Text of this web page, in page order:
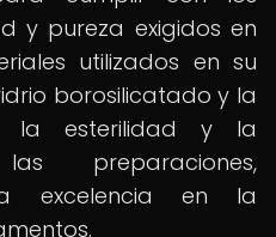
y pureza exigidos en
utilizados en su
borosilicatado y la
la esterilidad y la
preparaciones,
excelencia en la